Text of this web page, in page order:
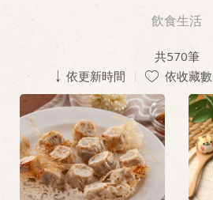
飲食生活
共570筆
依更新時間
依收藏數